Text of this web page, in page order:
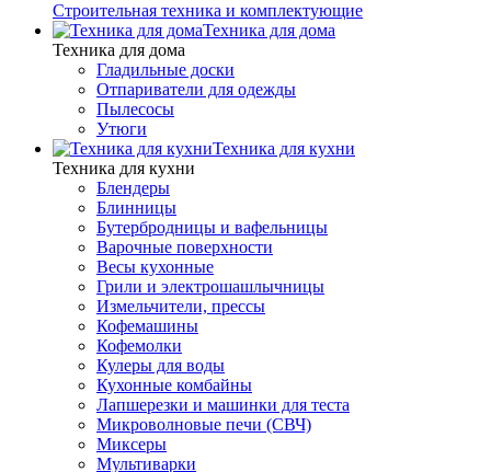
Строительная техника и комплектующие
Техника для дома
Техника для дома
Гладильные доски
Отпариватели для одежды
Пылесосы
Утюги
Техника для кухни
Техника для кухни
Блендеры
Блинницы
Бутербродницы и вафельницы
Варочные поверхности
Весы кухонные
Грили и электрошашлычницы
Измельчители, прессы
Кофемашины
Кофемолки
Кулеры для воды
Кухонные комбайны
Лапшерезки и машинки для теста
Микроволновые печи (СВЧ)
Миксеры
Мультиварки